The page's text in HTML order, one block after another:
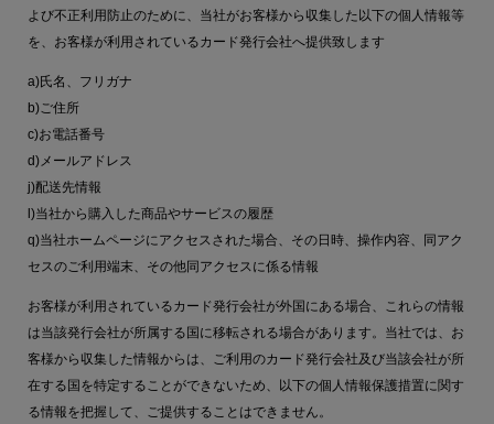
よび不正利用防止のために、当社がお客様から収集した以下の個人情報等
を、お客様が利用されているカード発行会社へ提供致します
a)氏名、フリガナ
b)ご住所
c)お電話番号
d)メールアドレス
j)配送先情報
l)当社から購入した商品やサービスの履歴
q)当社ホームページにアクセスされた場合、その日時、操作内容、同アク
セスのご利用端末、その他同アクセスに係る情報
お客様が利用されているカード発行会社が外国にある場合、これらの情報
は当該発行会社が所属する国に移転される場合があります。当社では、お
客様から収集した情報からは、ご利用のカード発行会社及び当該会社が所
在する国を特定することができないため、以下の個人情報保護措置に関す
る情報を把握して、ご提供することはできません。